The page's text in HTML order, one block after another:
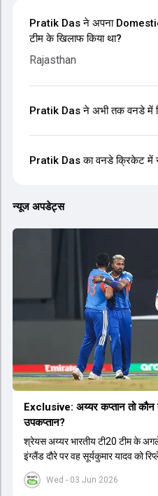
Pratik Das ने अपना
टीम के खिलाफ किया था?
Rajasthan
Pratik Das ने अभी तक वनडे में
Pratik Das का वनडे क्रिकेट में
न्यूज अपडेट्स
Wed - 03 Jun 2026
Exclusive: अय्यर कप्तान तो कौन
उपकप्तान?
श्रेयस अय्यर भारतीय टी20 टीम के
इंग्लैंड दौरे पर वह सूर्यकुमार यादव को